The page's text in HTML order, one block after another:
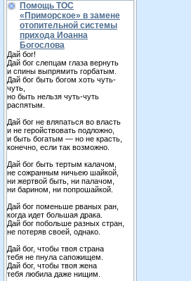
Помощь ТОС
«Приморское» в замене
отопительной системы
прихода Иоанна
Богослова
Дай бог!
Дай бог слепцам глаза вернуть
и спины выпрямить горбатым.
Дай бог быть богом хоть чуть-
чуть,
но быть нельзя чуть-чуть
распятым.
Дай бог не вляпаться во власть
и не геройствовать подложно,
и быть богатым — но не красть,
конечно, если так возможно.
Дай бог быть тертым калачом,
не сожранным ничьею шайкой,
ни жертвой быть, ни палачом,
ни барином, ни попрошайкой.
Дай бог поменьше рваных ран,
когда идет большая драка.
Дай бог побольше разных стран,
не потеряв своей, однако.
Дай бог, чтобы твоя страна
тебя не пнула сапожищем.
Дай бог, чтобы твоя жена
тебя любила даже нищим.